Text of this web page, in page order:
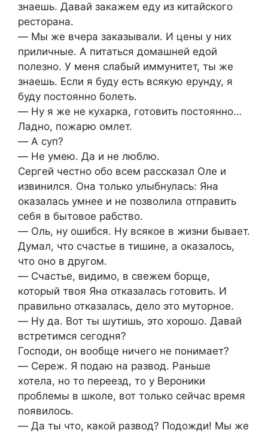
знаешь. Давай закажем еду из китайского
ресторана.
― Мы же вчера заказывали. И цены у них
приличные. А питаться домашней едой
полезно. У меня слабый иммунитет, ты же
знаешь. Если я буду есть всякую ерунду, я
буду постоянно болеть.
― Ну я же не кухарка, готовить постоянно…
Ладно, пожарю омлет.
― А суп?
― Не умею. Да и не люблю.
Сергей честно обо всем рассказал Оле и
извинился. Она только улыбнулась: Яна
оказалась умнее и не позволила отправить
себя в бытовое рабство.
― Оль, ну ошибся. Ну всякое в жизни бывает.
Думал, что счастье в тишине, а оказалось,
что оно в другом.
― Счастье, видимо, в свежем борще,
который твоя Яна отказалась готовить. И
правильно отказалась, дело это муторное.
― Ну да. Вот ты шутишь, это хорошо. Давай
встретимся сегодня?
Господи, он вообще ничего не понимает?
― Сереж. Я подаю на развод. Раньше
хотела, но то переезд, то у Вероники
проблемы в школе, вот только сейчас время
появилось.
― Да ты что, какой развод? Подожди! Мы же